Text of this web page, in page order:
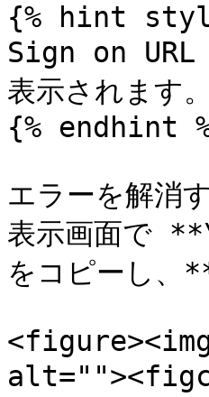
{% hint
Sign on URL
表示されます。
{% endhint
エラーを解消
表示画面で
をコピーし